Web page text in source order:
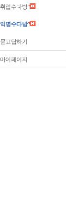
취업수다방
익명수다방
묻고답하기
마이페이지